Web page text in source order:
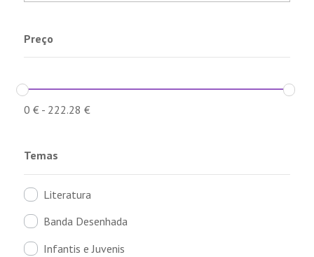
Preço
0 €- 222.28 €
Temas
Literatura
Banda Desenhada
Infantis e Juvenis